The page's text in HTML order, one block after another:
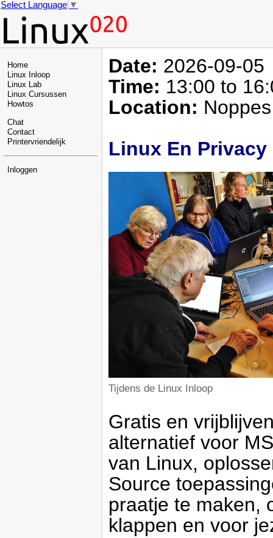
Select Language ▼
Home
Linux Inloop
Linux Lab
Linux Cursussen
Howtos
Chat
Contact
Printervriendelijk
Inloggen
Date: 2026-09-05
Time: 13:00 to
Location:
Linux En
Tijdens de Linux Inloop
Gratis en
alternatief voor
van Linux,
Source
praatje te maken,
klappen en voor